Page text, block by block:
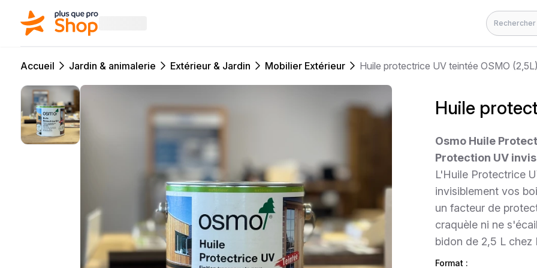
Rechercher
Accueil Jardin & animalerie Extérieur & Jardin Mobilier Extérieur Huile protectrice UV teintée OSMO
Huile
Osmo Huile
Protection UV
L'Huile Protectrice
invisiblement vos
un facteur de
craquèle ni ne
bidon de 2,5 L chez
Format :